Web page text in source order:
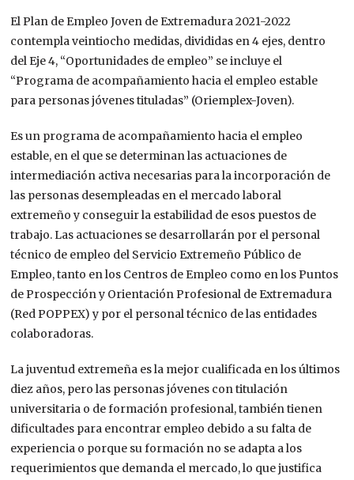
El Plan de Empleo Joven de Extremadura 2021-2022
contempla veintiocho medidas, divididas en 4 ejes, dentro
del Eje 4, “Oportunidades de empleo” se incluye el
“Programa de acompañamiento hacia el empleo estable
para personas jóvenes tituladas” (Oriemplex-Joven).
Es un programa de acompañamiento hacia el empleo
estable, en el que se determinan las actuaciones de
intermediación activa necesarias para la incorporación de
las personas desempleadas en el mercado laboral
extremeño y conseguir la estabilidad de esos puestos de
trabajo. Las actuaciones se desarrollarán por el personal
técnico de empleo del Servicio Extremeño Público de
Empleo, tanto en los Centros de Empleo como en los Puntos
de Prospección y Orientación Profesional de Extremadura
(Red POPPEX) y por el personal técnico de las entidades
colaboradoras.
La juventud extremeña es la mejor cualificada en los últimos
diez años, pero las personas jóvenes con titulación
universitaria o de formación profesional, también tienen
dificultades para encontrar empleo debido a su falta de
experiencia o porque su formación no se adapta a los
requerimientos que demanda el mercado, lo que justifica